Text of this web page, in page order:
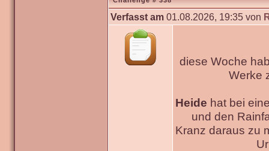
Verfasst am 01.08.2026, 19:35 von
diese Woche
Werke
Heide hat bei
und den
Kranz daraus zu